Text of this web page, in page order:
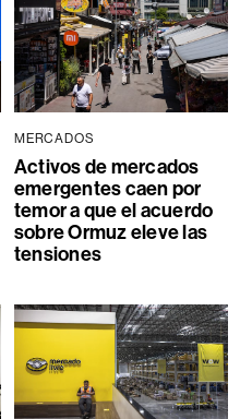
MERCADOS
Activos de mercados
emergentes caen por
temor a que el acuerdo
sobre Ormuz eleve las
tensiones